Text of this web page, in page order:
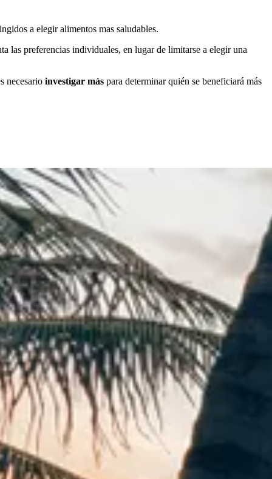
a elegir alimentos mas saludables.
las preferencias individuales, en lugar de limitarse a elegir una
necesario investigar más para determinar quién se beneficiará más